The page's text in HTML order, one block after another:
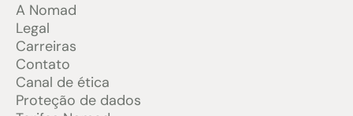
A Nomad
Legal
Carreiras
Contato
Canal de ética
Proteção de dados